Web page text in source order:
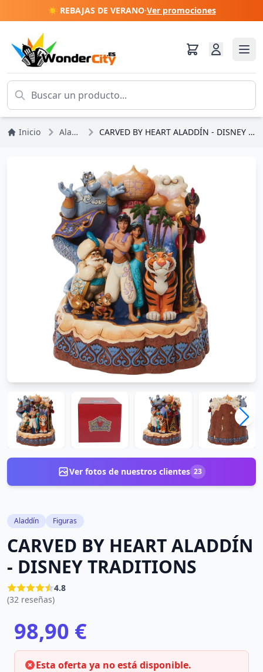
☀️ REBAJAS DE VERANO·Ver promociones
Inicio Aladdín CARVED BY HEART ALADDÍN - DISNEY TRADITIONS
Ver fotos de nuestros clientes 23
Aladdín Figuras
CARVED BY HEART ALADDÍN
- DISNEY TRADITIONS
4.8
(32 reseñas)
98,90 €
Esta oferta ya no está disponible.